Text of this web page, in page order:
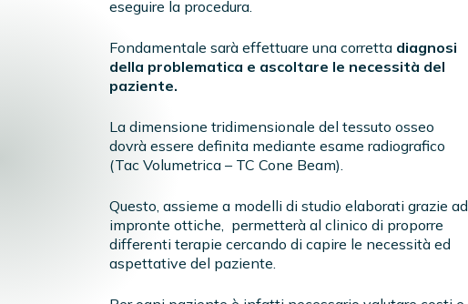
eseguire la procedura.
Fondamentale sarà effettuare una corretta diagnosi
della problematica e ascoltare le necessità del
paziente.
La dimensione tridimensionale del tessuto osseo
dovrà essere definita mediante esame radiografico
(Tac Volumetrica – TC Cone Beam).
Questo, assieme a modelli di studio elaborati grazie ad
impronte ottiche, permetterà al clinico di proporre
differenti terapie cercando di capire le necessità ed
aspettative del paziente.